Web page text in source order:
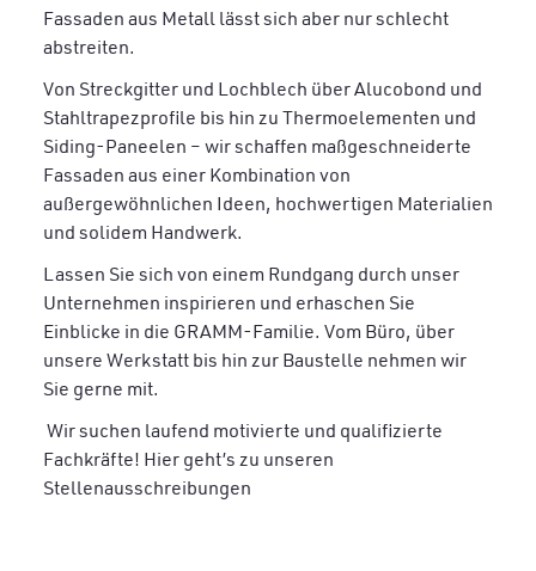
Fassaden aus Metall lässt sich aber nur schlecht
abstreiten.
Von Streckgitter und Lochblech über Alucobond und
Stahltrapezprofile bis hin zu Thermoelementen und
Siding-Paneelen – wir schaffen maßgeschneiderte
Fassaden aus einer Kombination von
außergewöhnlichen Ideen, hochwertigen Materialien
und solidem Handwerk.
Lassen Sie sich von einem Rundgang durch unser
Unternehmen inspirieren und erhaschen Sie
Einblicke in die GRAMM-Familie. Vom Büro, über
unsere Werkstatt bis hin zur Baustelle nehmen wir
Sie gerne mit.
Wir suchen laufend motivierte und qualifizierte
Fachkräfte! Hier geht’s zu unseren
Stellenausschreibungen